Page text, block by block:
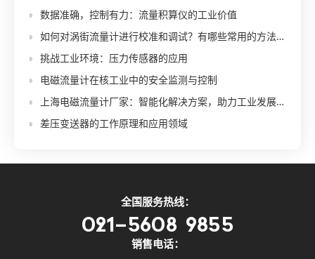
数据准确，控制有力：流量积算仪的工业价值
如何对涡街流量计进行校准和调试？有哪些常用的方法和标准？
挑战工业环境：压力传感器的应用
电磁流量计在核工业中的安全监测与控制
上海电磁流量计厂家：智能化解决方案，助力工业发展！
差压变送器的工作原理和应用领域
全国服务热线：
021-5608 9855
销售电话：